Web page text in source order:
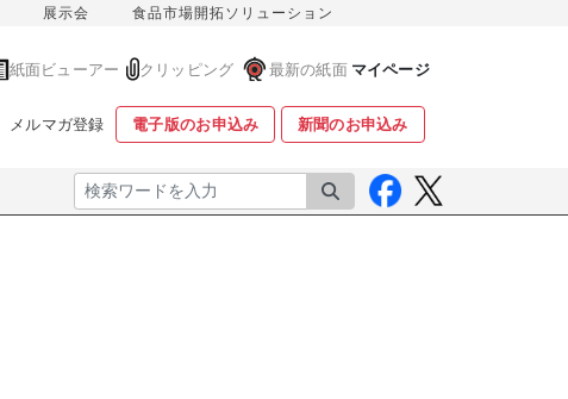
展示会 食品市場開拓ソリューション
紙面ビューアー クリッピング 最新の紙面 マイページ
メルマガ登録 電子版のお申込み 新聞のお申込み
検索